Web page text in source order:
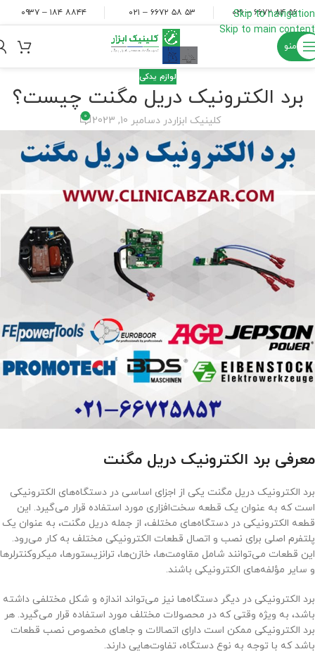
Skip to navigation
Skip to main content
۵۶ ۸۴ ۶۶۷۲ – ۰۲۱ ۵۳ ۵۸ ۶۶۷۲ – ۰۲۱ ۸۸۴۴ ۱۸۴ – ۰۹۳۷
منو
لوازم یدکی
برد الکترونیک دریل مگنت چیست؟
کلینیک ابزاردر دسامبر 10, 2023 0
معرفی برد الکترونیک دریل مگنت
برد الکترونیک دریل مگنت یکی از اجزای اساسی در دستگاه‌های الکترونیکی
است که به عنوان یک قطعه سخت‌افزاری مورد استفاده قرار می‌گیرد. این
قطعه الکترونیکی در دستگاه‌های مختلف، از جمله دریل مگنت، به عنوان یک
پلتفرم اصلی برای نصب و اتصال قطعات الکترونیکی مختلف به کار می‌رود.
این قطعات می‌توانند شامل مقاومت‌ها، خازن‌ها، ترانزیستورها، میکروکنترلرها
و سایر مؤلفه‌های الکترونیکی باشند.
برد الکترونیکی در دیگر دستگاه‌ها نیز می‌تواند اندازه و شکل مختلفی داشته
باشد، به ویژه وقتی که در محصولات مختلف مورد استفاده قرار می‌گیرد. هر
برد الکترونیکی ممکن است دارای اتصالات و جاهای مخصوص نصب قطعات
باشد که با توجه به نوع دستگاه، تفاوت‌هایی دارند.